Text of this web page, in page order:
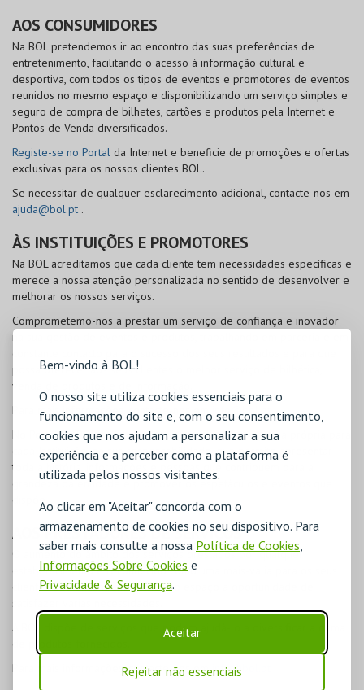
Bem-vindo à BOL!
O nosso site utiliza cookies essenciais para o
funcionamento do site e, com o seu consentimento,
cookies que nos ajudam a personalizar a sua
experiência e a perceber como a plataforma é
utilizada pelos nossos visitantes.
Ao clicar em "Aceitar" concorda com o
armazenamento de cookies no seu dispositivo. Para
saber mais consulte a nossa Política de Cookies,
Informações Sobre Cookies e
Privacidade & Segurança.
Aceitar
Rejeitar não essenciais
AOS CONSUMIDORES
Na BOLpretendemos ir ao encontro das suas preferências de
entretenimento, facilitando o acesso à informação cultural e
desportiva, com todos os tipos de eventos e promotores de eventos
reunidos no mesmo espaço e disponibilizando um serviço simples e
seguro de compra de bilhetes, cartões e produtos pela Internet e
Pontos de Venda diversificados.
Registe-se no Portal da Internet e beneficie de promoções e ofertas
exclusivas para os nossos clientes BOL.
Se necessitar de qualquer esclarecimento adicional, contacte-nos em
ajuda@bol.pt .
ÀS INSTITUIÇÕES E PROMOTORES
Na BOLacreditamos que cada cliente tem necessidades específicas e
merece a nossa atenção personalizada no sentido de desenvolver e
melhorar os nossos serviços.
Comprometemo-nos a prestar um serviço de confiança e inovador
na sua gestão de eventos e produtos, trabalhando em parceria e em
possa oferecer aos seus clientes o melhor serviço de bilhética,
venda de produtos e de informação.
Para mais informações, contacte-nos em
No Portal daBOLna Internet é disponibilizada uma área própria para
cada Instituição, da sua responsabilidade, que permite apresentar
toda a história, informações e pessoas que contribuem para a
grandeza da entidade e promover os espetáculos e eventos que
dispõe.
AOS PRESTADORES DE SERVIÇOS
O aumento do âmbito dos serviços prestados por qualquer
estabelecimento é reconhecido como uma mais-valia para os seus
clientes que encontram no mesmo espaço a oportunidade de
satisfazer várias necessidades.
A
dispõe de serviços que podem ajudá-lo a diversificar a gama
Para mais informações, contacte-nos eminfo@bol.pt